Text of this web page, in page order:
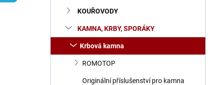
a
e
KOUŘOVODY
KAMNA, KRBY, SPORÁKY
Krbová kamna
ROMOTOP
Originální příslušenství pro kamna